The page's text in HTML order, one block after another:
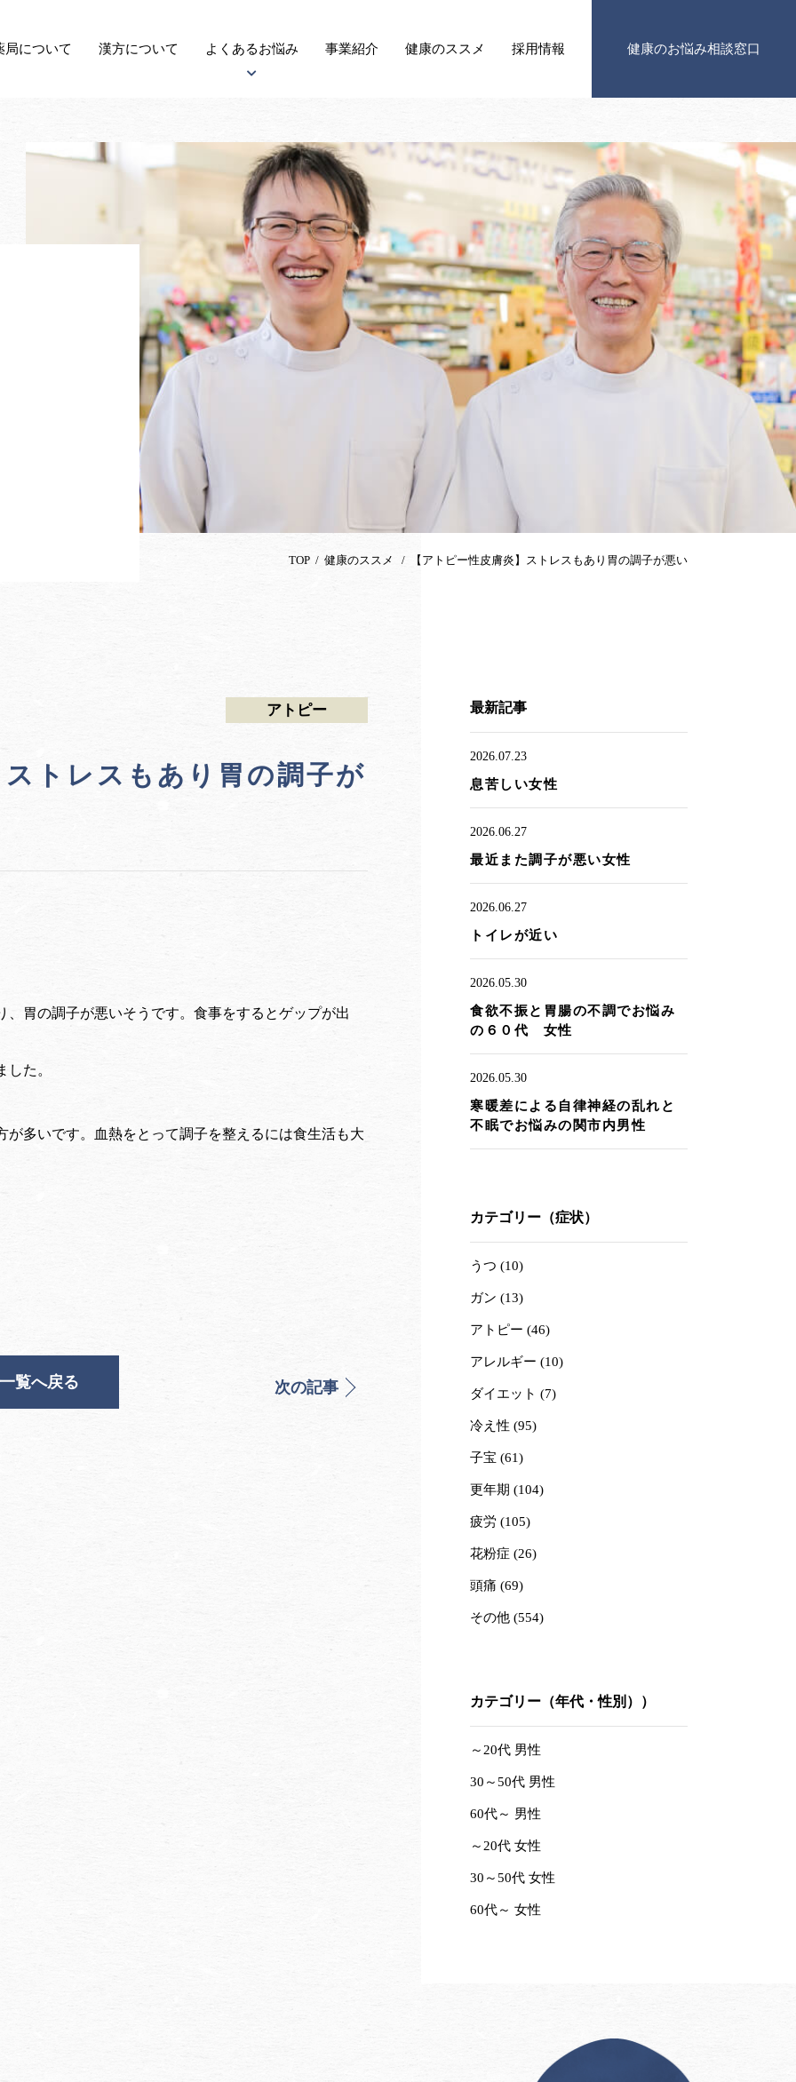
局について 漢方について よくあるお悩み 事業紹介 健康のススメ 採用情報 健康のお悩み相談窓口
TOP 健康のススメ 【アトピー性皮膚炎】ストレスもあり胃の調子が悪い
アトピー
トレスもあり胃の調子が
胃の調子が悪いそうです。食事をするとゲップが出
た。
多いです。血熱をとって調子を整えるには食生活も大
一覧へ戻る 次の記事
最新記事
2026.07.23
息苦しい女性
2026.06.27
最近また調子が悪い女性
2026.06.27
トイレが近い
2026.05.30
食欲不振と胃腸の不調でお悩み
の６０代 女性
2026.05.30
寒暖差による自律神経の乱れと
不眠でお悩みの関市内男性
カテゴリー（症状）
うつ (10)
ガン (13)
アトピー (46)
アレルギー (10)
ダイエット (7)
冷え性 (95)
子宝 (61)
更年期 (104)
疲労 (105)
花粉症 (26)
頭痛 (69)
その他 (554)
カテゴリー（年代・性別））
～20代 男性
30～50代 男性
60代～ 男性
～20代 女性
30～50代 女性
60代～ 女性